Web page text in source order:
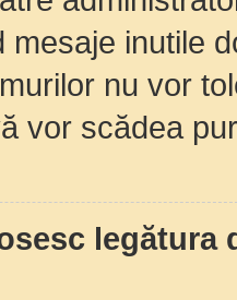
mesaje inutile
nu vor
vor scădea